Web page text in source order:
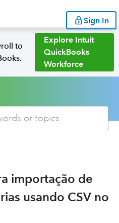
Sign In
to
Explore Intuit
QuickBooks
Workforce
importação de
usando CSV no